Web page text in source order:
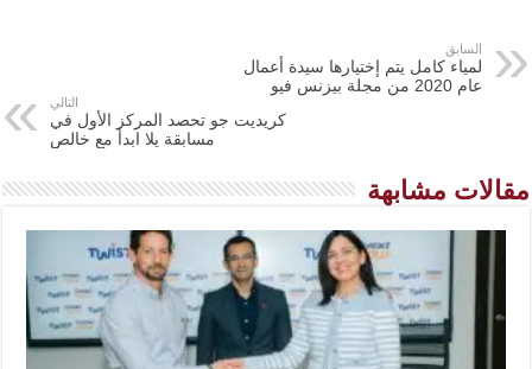
السابق
لمياء كامل يتم إختيارها سيدة أعمال
عام 2020 من مجلة بيزنس فيو
التالي
كريديت جو تحصد المركز الأول في
مسابقة يلا ابدأ مع خالص
مقالات مشابهة